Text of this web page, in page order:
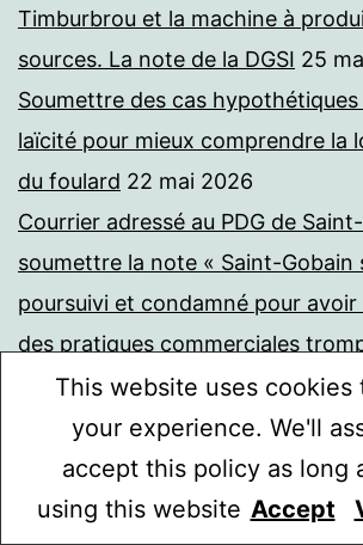
Timburbrou et la machine à
sources. La note de la DGSI 25
Soumettre des cas
laïcité pour mieux comprendre la
du foulard 22 mai 2026
Courrier adressé au PDG de
soumettre la note « Saint-Gobain
poursuivi et condamné pour avoir
des pratiques commerciales
mai 2026
Financement du Collège de
ministre Baptiste, II 21 mai 2026
Carta abierta de un docente
This website uses cookies
your experience. We'll
accept this policy as long
using this website Accept